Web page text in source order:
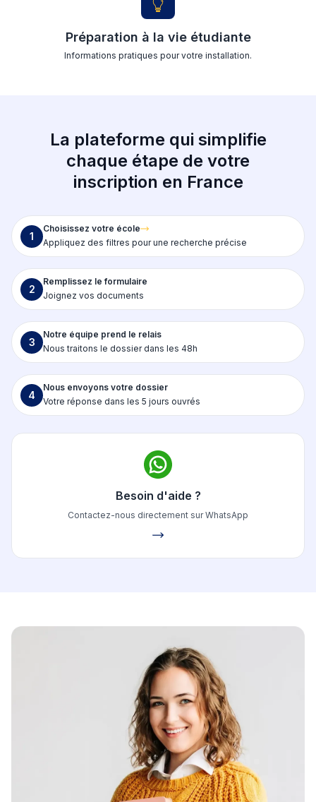
Préparation à la vie étudiante
Informations pratiques pour votre installation.
La plateforme qui simplifie
chaque étape de votre
inscription en France
1
Choisissez votre école
Appliquez des filtres pour une recherche précise
2
Remplissez le formulaire
Joignez vos documents
3
Notre équipe prend le relais
Nous traitons le dossier dans les 48h
4
Nous envoyons votre dossier
Votre réponse dans les 5 jours ouvrés
Besoin d'aide ?
Contactez-nous directement sur WhatsApp